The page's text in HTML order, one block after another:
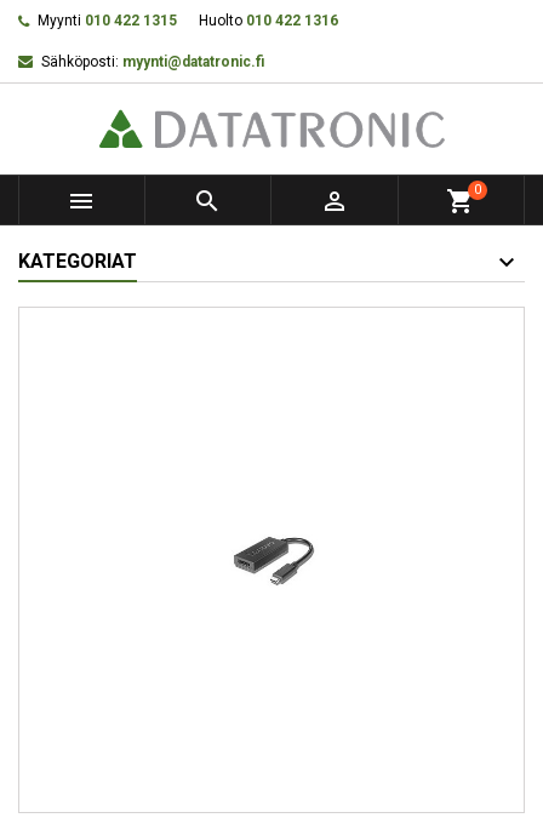
Myynti 010 422 1315 Huolto 010 422 1316
Sähköposti: myynti@datatronic.fi
   shopping_cart0
KATEGORIAT